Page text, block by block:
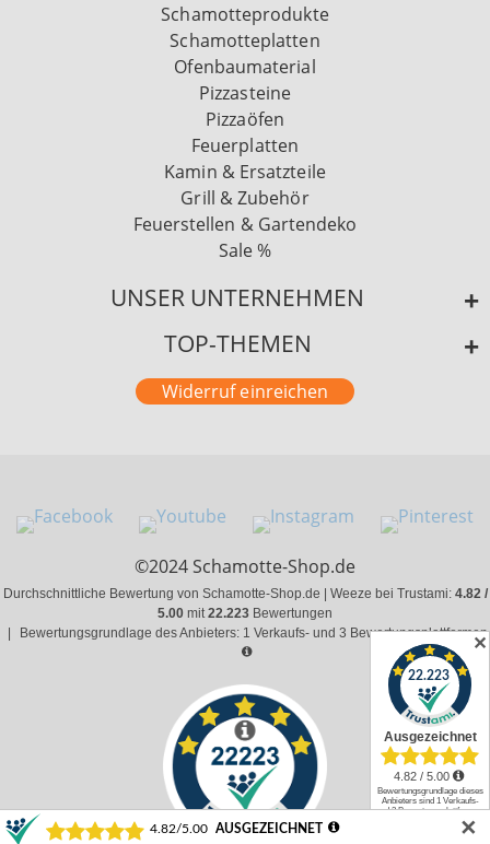
Schamotteprodukte
Schamotteplatten
Ofenbaumaterial
Pizzasteine
Pizzaöfen
Feuerplatten
Kamin & Ersatzteile
Grill & Zubehör
Feuerstellen & Gartendeko
Sale %
UNSER UNTERNEHMEN
TOP-THEMEN
Widerruf einreichen
©2024 Schamotte-Shop.de
Durchschnittliche Bewertung von Schamotte-Shop.de | Weeze bei Trustami: 4.82 /
5.00 mit22.223 Bewertungen
Bewertungsgrundlage des Anbieters: 1 Verkaufs- und 3 Bewertungsplattformen
✕
✕